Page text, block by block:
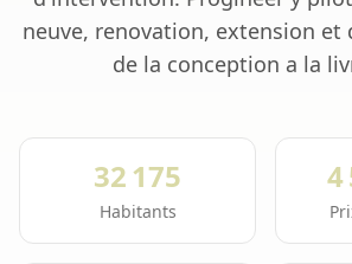
neuve, renovation, extension et
de la conception a la
32 175
Habitants
4